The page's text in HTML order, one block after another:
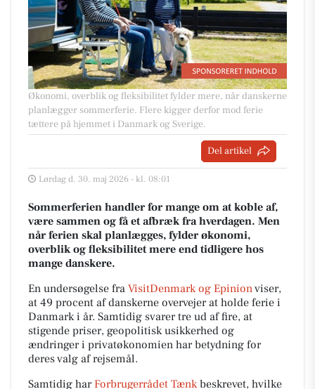
Økonomi, overblik og fleksibilitet fylder mere, når danskerne
planlægger sommerferie. Flere kigger derfor mod ferie
tættere på hjemmet i Danmark og Sverige.
Del artikel
Lørdag d. 30. maj 2026 - kl. 08:01
Sommerferien handler for mange om at koble af,
være sammen og få et afbræk fra hverdagen. Men
når ferien skal planlægges, fylder økonomi,
overblik og fleksibilitet mere end tidligere hos
mange danskere.
En undersøgelse fra VisitDenmark og Epinionviser,
at 49 procent af danskerne overvejer at holde ferie i
Danmark i år. Samtidig svarer tre ud af fire, at
stigende priser, geopolitisk usikkerhed og
ændringer i privatøkonomien har betydning for
deres valg af rejsemål.
Samtidig har Forbrugerrådet Tænkbeskrevet, hvilke